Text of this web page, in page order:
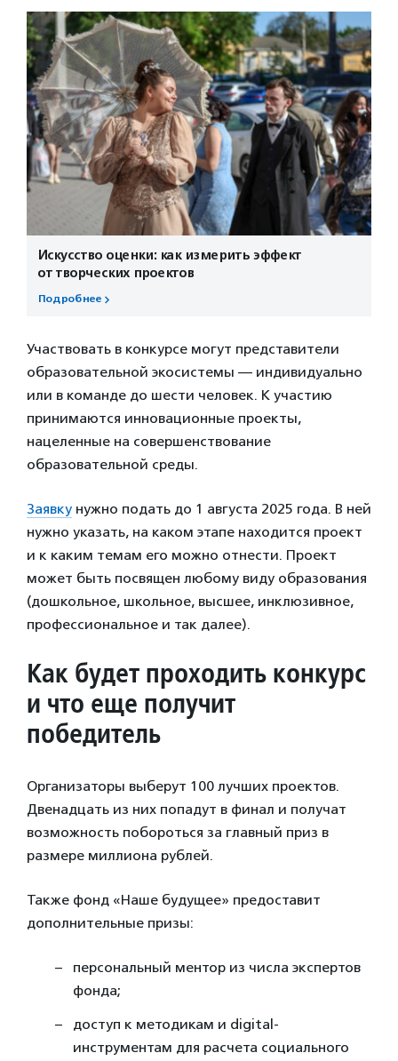
Искусство оценки: как измерить эффект
от творческих проектов
Подробнее
Участвовать в конкурсе могут представители
образовательной экосистемы — индивидуально
или в команде до шести человек. К участию
принимаются инновационные проекты,
нацеленные на совершенствование
образовательной среды.
Заявку нужно подать до 1 августа 2025 года. В ней
нужно указать, на каком этапе находится проект
и к каким темам его можно отнести. Проект
может быть посвящен любому виду образования
(дошкольное, школьное, высшее, инклюзивное,
профессиональное и так далее).
Как будет проходить конкурс
и что еще получит
победитель
Организаторы выберут 100 лучших проектов.
Двенадцать из них попадут в финал и получат
возможность побороться за главный приз в
размере миллиона рублей.
Также фонд «Наше будущее» предоставит
дополнительные призы:
персональный ментор из числа экспертов
фонда;
доступ к методикам и digital-
инструментам для расчета социального